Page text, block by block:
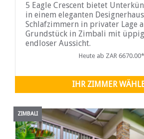
5 Eagle Crescent bietet
in einem eleganten
Schlafzimmern in privater Lage
Grundstück in Zimbali mit
endloser Aussicht.
Heute ab ZAR 6670.00*
IHR ZIMMER
ZIMBALI